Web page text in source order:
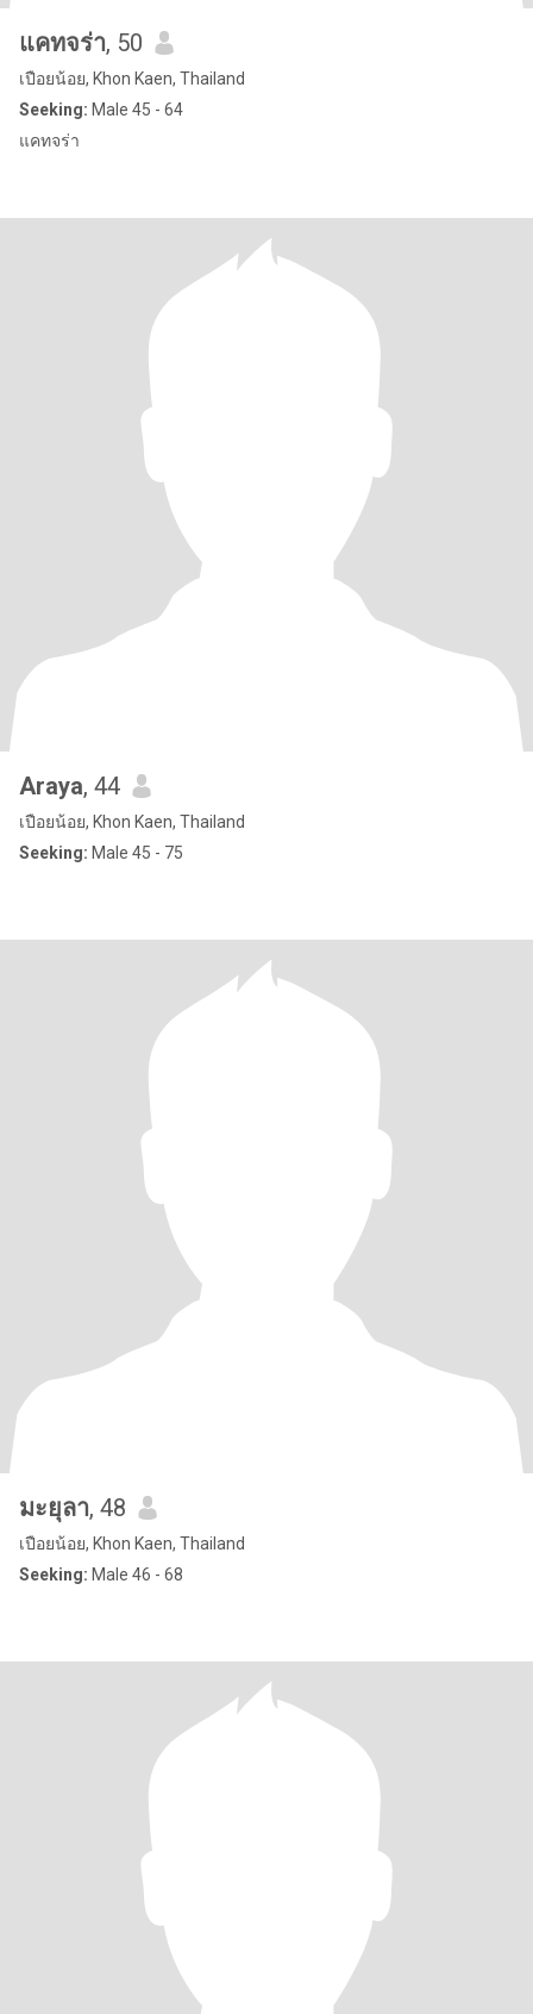
แคทจร่า, 50
เปือยน้อย, Khon Kaen, Thailand
Seeking: Male 45 - 64
แคทจร่า
Araya, 44
เปือยน้อย, Khon Kaen, Thailand
Seeking: Male 45 - 75
มะยุลา, 48
เปือยน้อย, Khon Kaen, Thailand
Seeking: Male 46 - 68